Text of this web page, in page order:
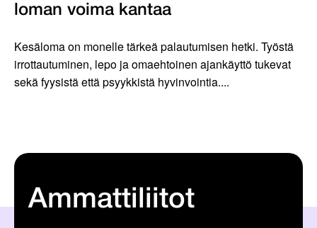
loman voima kantaa
Kesäloma on monelle tärkeä palautumisen hetki. Työstä
irrottautuminen, lepo ja omaehtoinen ajankäyttö tukevat
sekä fyysistä että psyykkistä hyvinvointia....
Ammattiliitot